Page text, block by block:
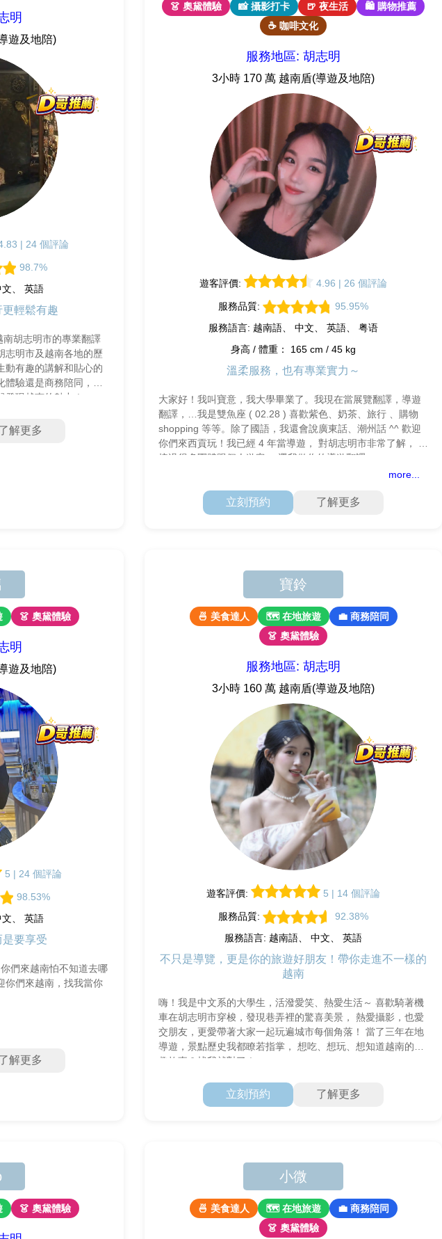
明
遊及地陪)
| 24 個評論
98.7%
、 英語
輕鬆有趣
胡志明市的專業翻譯
志明市及越南各地的歷
動有趣的講解和貼心的
驗還是商務陪同，我
現越南的魅力！
解更多
👗 奧黛體驗
📸 攝影打卡 🍺 夜生活
🛍 購物推薦
☕ 咖啡文化
服務地區: 胡志明
3小時 170 萬 越南盾(導遊及地陪)
遊客評價: 4.96 | 26 個評論
服務品質:
95.95%
服務語言: 越南語、 中文、 英語、 粤语
身高 / 體重： 165 cm / 45 kg
溫柔服務，也有專業實力～
大家好！我叫寶意，我大學畢業了。我現在當展覽翻譯，導遊
翻譯，…我是雙魚座 ( 02.28 ) 喜歡紫色、奶茶、旅行 、購物
shopping 等等。除了國語，我還會說廣東話、潮州話 ^^ 歡迎
你們來西貢玩！我已經 4 年當導遊， 對胡志明市非常了解， 也
接過很多團體跟個人遊客。 選我做你的導遊翻譯，一
more...
立刻預約 了解更多
👗 奧黛體驗
明
遊及地陪)
5 | 24 個評論
98.53%
、 英語
要享受
們來越南怕不知道去哪
你們來越南，找我當你
解更多
寶鈴
🍜 美食達人 🗺 在地旅遊
💼 商務陪同
👗 奧黛體驗
服務地區: 胡志明
3小時 160 萬 越南盾(導遊及地陪)
遊客評價: 5 | 14 個評論
服務品質:
92.38%
服務語言: 越南語、 中文、 英語
不只是導覽，更是你的旅遊好朋友！帶你走進不一樣的
越南
嗨！我是中文系的大學生，活潑愛笑、熱愛生活～ 喜歡騎著機
車在胡志明市穿梭，發現巷弄裡的驚喜美景， 熱愛攝影，也愛
交朋友，更愛帶著大家一起玩遍城市每個角落！ 當了三年在地
導遊，景點歷史我都瞭若指掌， 想吃、想玩、想知道越南的有
趣故事？找我就對了！
立刻預約 了解更多
👗 奧黛體驗
小微
🍜 美食達人 🗺 在地旅遊
💼 商務陪同
👗 奧黛體驗